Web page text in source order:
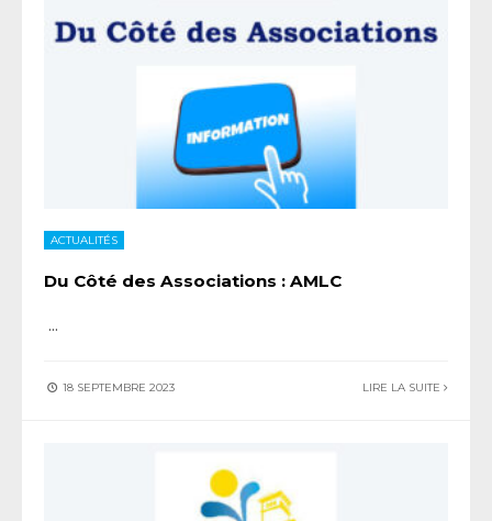
ACTUALITÉS
Du Côté des Associations : AMLC
...
18 SEPTEMBRE 2023 LIRE LA SUITE